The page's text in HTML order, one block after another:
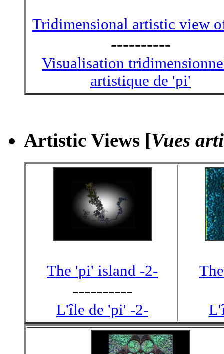
Tridimensional artistic view
----------
Visualisation
artistique de 'pi'
Artistic Views [Vues
The 'pi' island -2-
----------
L'île de 'pi' -2-